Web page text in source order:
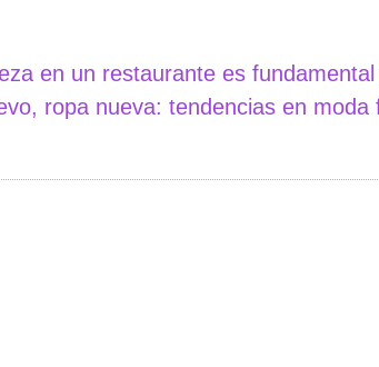
en un restaurante es
ropa nueva: tendencias en moda